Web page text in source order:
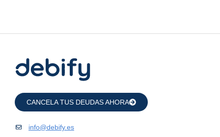
CANCELA TUS DEUDAS AHORA
info@debify.es